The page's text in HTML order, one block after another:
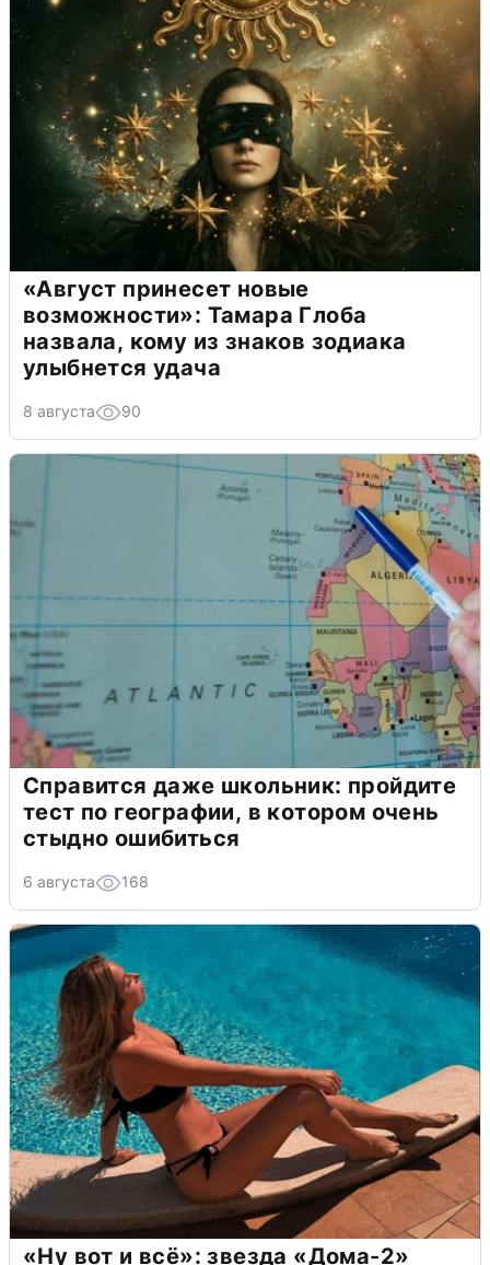
«Август принесет новые
возможности»: Тамара Глоба
назвала, кому из знаков зодиака
улыбнется удача
8 августа 90
Справится даже школьник: пройдите
тест по географии, в котором очень
стыдно ошибиться
6 августа 168
«Ну вот и всё»: звезда «Дома-2»